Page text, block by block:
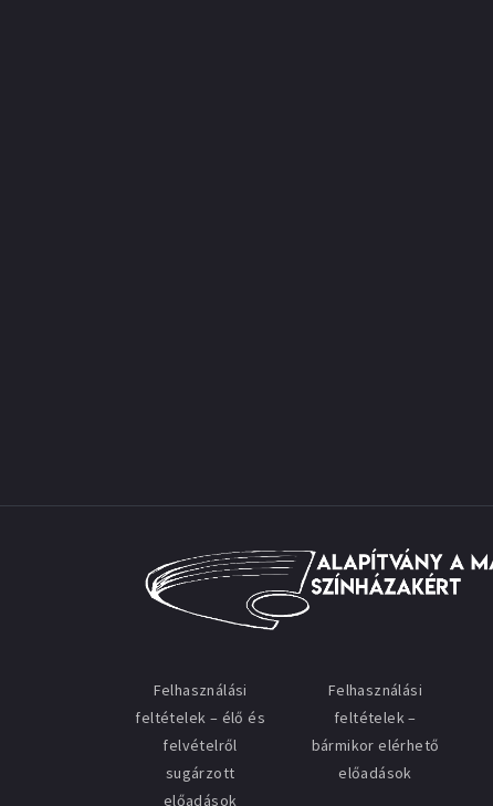
Felhasználási
feltételek – élő és
felvételről
sugárzott
előadások
Felhasználási
feltételek –
bármikor elérhető
előadások